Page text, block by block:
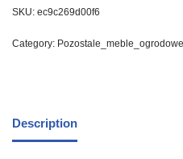
SKU: ec9c269d00f6
Category: Pozostale_meble_ogrodowe
Description